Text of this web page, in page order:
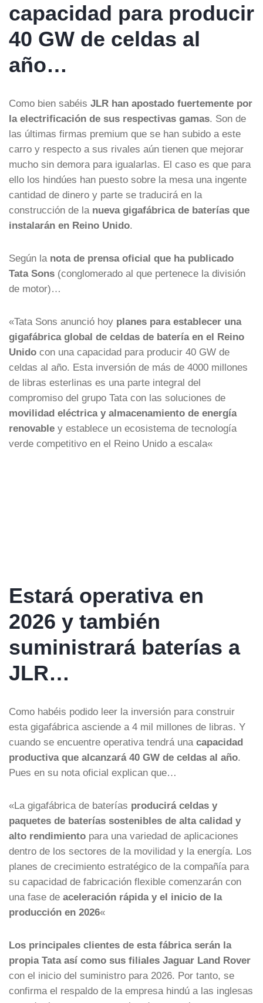
capacidad para producir
40 GW de celdas al
año…
Como bien sabéis JLR han apostado fuertemente por
la electrificación de sus respectivas gamas. Son de
las últimas firmas premium que se han subido a este
carro y respecto a sus rivales aún tienen que mejorar
mucho sin demora para igualarlas. El caso es que para
ello los hindúes han puesto sobre la mesa una ingente
cantidad de dinero y parte se traducirá en la
construcción de la nueva gigafábrica de baterías que
instalarán en Reino Unido.
Según la nota de prensa oficial que ha publicado
Tata Sons (conglomerado al que pertenece la división
de motor)…
«Tata Sons anunció hoy planes para establecer una
gigafábrica global de celdas de batería en el Reino
Unido con una capacidad para producir 40 GW de
celdas al año. Esta inversión de más de 4000 millones
de libras esterlinas es una parte integral del
compromiso del grupo Tata con las soluciones de
movilidad eléctrica y almacenamiento de energía
renovable y establece un ecosistema de tecnología
verde competitivo en el Reino Unido a escala«
Estará operativa en
2026 y también
suministrará baterías a
JLR…
Como habéis podido leer la inversión para construir
esta gigafábrica asciende a 4 mil millones de libras. Y
cuando se encuentre operativa tendrá una capacidad
productiva que alcanzará 40 GW de celdas al año.
Pues en su nota oficial explican que…
«La gigafábrica de baterías producirá celdas y
paquetes de baterías sostenibles de alta calidad y
alto rendimiento para una variedad de aplicaciones
dentro de los sectores de la movilidad y la energía. Los
planes de crecimiento estratégico de la compañía para
su capacidad de fabricación flexible comenzarán con
una fase de aceleración rápida y el inicio de la
producción en 2026«
Los principales clientes de esta fábrica serán la
propia Tata así como sus filiales Jaguar Land Rover
con el inicio del suministro para 2026. Por tanto, se
confirma el respaldo de la empresa hindú a las inglesas